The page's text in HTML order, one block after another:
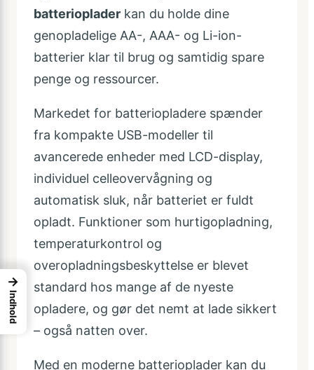
batterioplader kan du holde dine
genopladelige AA-, AAA- og Li-ion-
batterier klar til brug og samtidig spare
penge og ressourcer.
Markedet for batteriopladere spænder
fra kompakte USB-modeller til
avancerede enheder med LCD-display,
individuel celleovervågning og
automatisk sluk, når batteriet er fuldt
opladt. Funktioner som hurtigopladning,
temperaturkontrol og
overopladningsbeskyttelse er blevet
standard hos mange af de nyeste
opladere, og gør det nemt at lade sikkert
– også natten over.
Med en moderne batterioplader kan du
→
Indhold